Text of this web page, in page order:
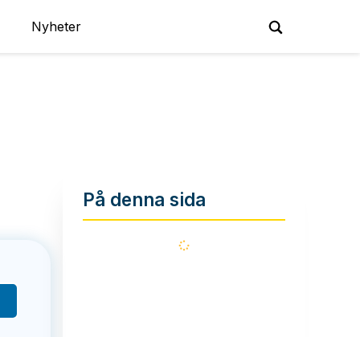
Nyheter
På denna sida
Läser